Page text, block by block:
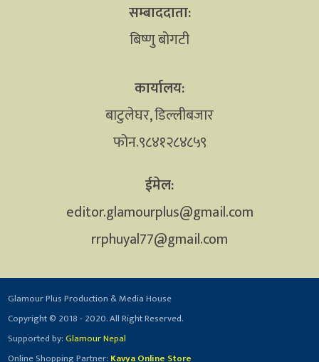
सम्बाददाता:
बिष्णु बोगटी
कार्यालय:
बाटुलेघर, डिल्लीबजार
फोन.९८४१२८४८५९
ईमेल:
editor.glamourplus@gmail.com
rrphuyal77@gmail.com
Glamour Plus Production & Media House
Copyright © 2018 - 2020. All Right Reserved.
Supported by:Glamour Nepal
Online Shopping Partner: Kavya Online Store